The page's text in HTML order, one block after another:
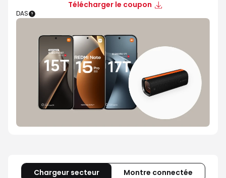
Télécharger le coupon
DAS
Chargeur secteur Montre connectée